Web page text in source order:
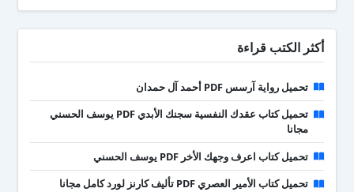
أكثر الكتب قراءة
تحميل رواية آرسس PDF أحمد آل حمدان
تحميل كتاب عقدك النفسية سجنك الأبدي PDF يوسف الحسني
مجانا
تحميل كتاب اعرف وجهك الأخر PDF يوسف الحسني
تحميل كتاب الأمير العصري PDF تأليف كارنز لورد كامل مجانا